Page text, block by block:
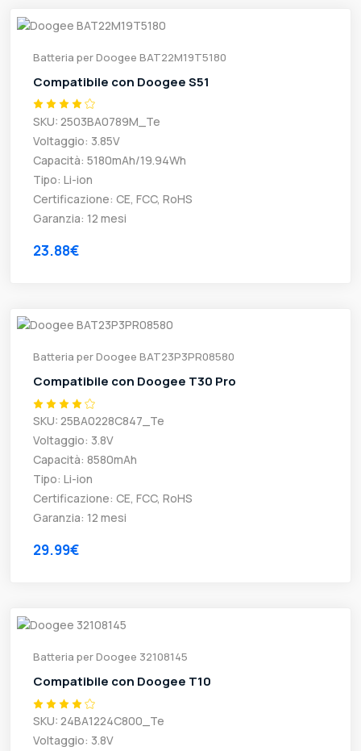
Batteria per Doogee BAT22M19T5180
Compatibile con Doogee S51
SKU: 2503BA0789M_Te
Voltaggio: 3.85V
Capacità: 5180mAh/19.94Wh
Tipo: Li-ion
Certificazione: CE, FCC, RoHS
Garanzia: 12 mesi
23.88€
Batteria per Doogee BAT23P3PR08580
Compatibile con Doogee T30 Pro
SKU: 25BA0228C847_Te
Voltaggio: 3.8V
Capacità: 8580mAh
Tipo: Li-ion
Certificazione: CE, FCC, RoHS
Garanzia: 12 mesi
29.99€
Batteria per Doogee 32108145
Compatibile con Doogee T10
SKU: 24BA1224C800_Te
Voltaggio: 3.8V